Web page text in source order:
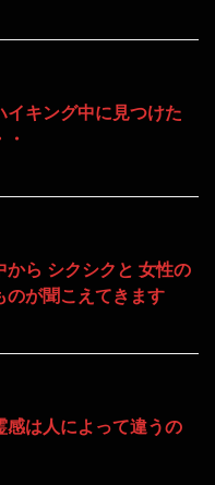
イキング中に見つけた
から シクシクと 女性の
のが聞こえてきます
感は人によって違うの